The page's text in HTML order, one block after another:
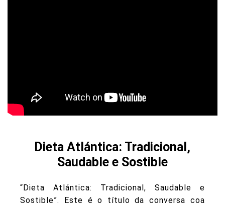
Dieta Atlántica: Tradicional,
Saudable e Sostible
“Dieta Atlántica: Tradicional, Saudable e
Sostible”. Este é o título da conversa coa